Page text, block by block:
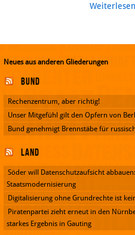
Weiterlesen
Neues aus anderen Gliederungen
Bund
Rechenzentrum, aber richtig!
Unser Mitgefühl gilt den Opfern von
Bund genehmigt Brennstäbe für
Land
Söder will Datenschutzaufsicht
Staatsmodernisierung
Digitalisierung ohne Grundrechte ist
Piratenpartei zieht erneut in den
starkes Ergebnis in Gauting